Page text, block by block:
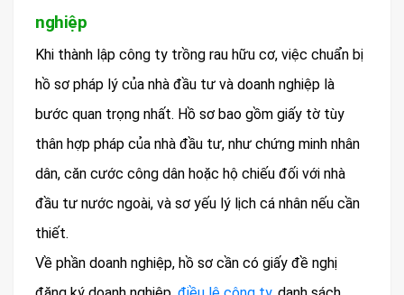
nghiệp
Khi thành lập công ty trồng rau hữu cơ, việc chuẩn bị
hồ sơ pháp lý của nhà đầu tư và doanh nghiệp là
bước quan trọng nhất. Hồ sơ bao gồm giấy tờ tùy
thân hợp pháp của nhà đầu tư, như chứng minh nhân
dân, căn cước công dân hoặc hộ chiếu đối với nhà
đầu tư nước ngoài, và sơ yếu lý lịch cá nhân nếu cần
thiết.
Về phần doanh nghiệp, hồ sơ cần có giấy đề nghị